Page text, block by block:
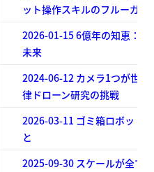
ット操作スキルのフルーガル
2026-01-15 6億年の知恵：昆
未来
2024-06-12 カメラ1つが世
律ドローン研究の挑戦
2026-03-11 ゴミ箱ロボット
と
2025-09-30 スケールが全て